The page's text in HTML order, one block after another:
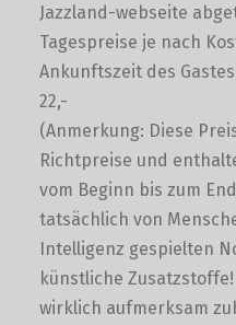
Jazzland-webseite
Tagespreise je nach
Ankunftszeit des
22,-
(Anmerkung: Diese
Richtpreise und
vom Beginn bis zum
tatsächlich von
Intelligenz gespielten
künstliche
wirklich aufmerksam